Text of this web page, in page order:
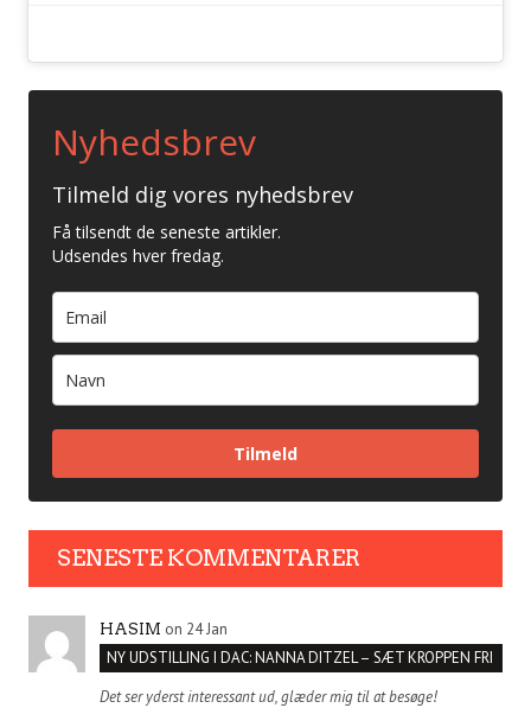
Nyhedsbrev
Tilmeld dig vores nyhedsbrev
Få tilsendt de seneste artikler.
Udsendes hver fredag.
Tilmeld
SENESTE KOMMENTARER
HASIM on 24 Jan
NY UDSTILLING I DAC: NANNA DITZEL – SÆT KROPPEN FRI
Det ser yderst interessant ud, glæder mig til at besøge!